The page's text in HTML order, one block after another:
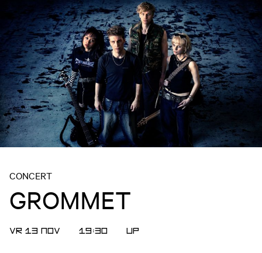
CONCERT
GROMMET
VR 13 NOV 19:30 UP